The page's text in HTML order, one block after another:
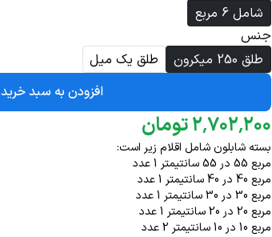
شامل 6 مربع
جنس
طلق 250 میکرون
طلق یک میل
افزودن به سبد خرید
۲٬۷۰۲٬۲۰۰ تومان
بسته شابلون شامل اقلام زیر است:
مربع 55 در 55 سانتیمتر 1 عدد
مربع 40 در 40 سانتیمتر 1 عدد
مربع 30 در 30 سانتیمتر 1 عدد
مربع 20 در 20 سانتیمتر 1 عدد
مربع 10 در 10 سانتیمتر 2 عدد